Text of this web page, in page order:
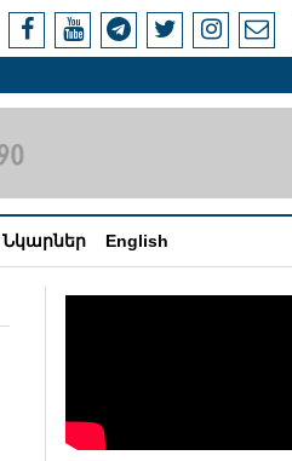
Նկարներ English